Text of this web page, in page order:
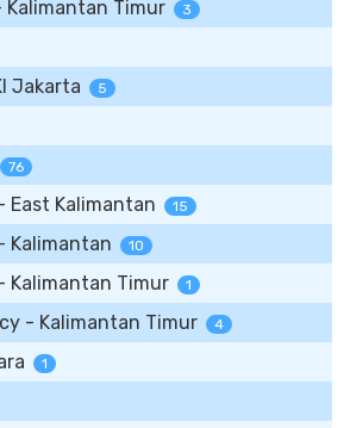
Kalimantan Timur 3
Jakarta 5
76
East Kalimantan 15
Kalimantan 10
Kalimantan Timur 1
- Kalimantan Timur 4
1